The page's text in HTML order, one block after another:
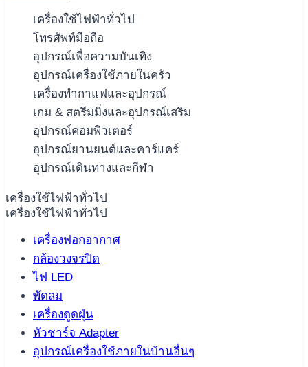
เครื่องใช้ไฟฟ้าทั่วไป
โทรศัพท์มือถือ
อุปกรณ์เพื่อความบันเทิง
อุปกรณ์เครื่องใช้ภายในครัว
เครื่องทำกาแฟและอุปกรณ์
เกม & สตรีมมิ่งและอุปกรณ์เสริม
อุปกรณ์คอมพิวเตอร์
อุปกรณ์ยานยนต์และคาร์แคร์
อุปกรณ์เดินทางและกีฬา
เครื่องใช้ไฟฟ้าทั่วไป
เครื่องใช้ไฟฟ้าทั่วไป
เครื่องฟอกอากาศ
กล้องวงจรปิด
ไฟ LED
พัดลม
เครื่องดูดฝุ่น
หัวชาร์จ Adapter
อุปกรณ์เครื่องใช้ภายในบ้านอื่นๆ